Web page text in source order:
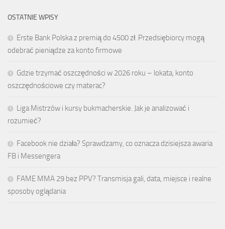
OSTATNIE WPISY
Erste Bank Polska z premią do 4500 zł. Przedsiębiorcy mogą
odebrać pieniądze za konto firmowe
Gdzie trzymać oszczędności w 2026 roku – lokata, konto
oszczędnościowe czy materac?
Liga Mistrzów i kursy bukmacherskie. Jak je analizować i
rozumieć?
Facebook nie działa? Sprawdzamy, co oznacza dzisiejsza awaria
FB i Messengera
FAME MMA 29 bez PPV? Transmisja gali, data, miejsce i realne
sposoby oglądania